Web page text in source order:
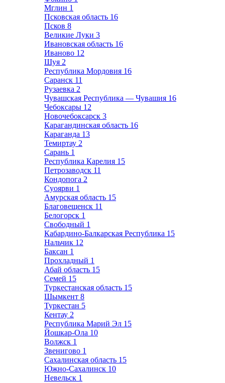
Мглин 1
Псковская область 16
Псков 8
Великие Луки 3
Ивановская область 16
Иваново 12
Шуя 2
Республика Мордовия 16
Саранск 11
Рузаевка 2
Чувашская Республика — Чувашия 16
Чебоксары 12
Новочебоксарск 3
Карагандинская область 16
Караганда 13
Темиртау 2
Сарань 1
Республика Карелия 15
Петрозаводск 11
Кондопога 2
Суоярви 1
Амурская область 15
Благовещенск 11
Белогорск 1
Свободный 1
Кабардино-Балкарская Республика 15
Нальчик 12
Баксан 1
Прохладный 1
Абай область 15
Семей 15
Туркестанская область 15
Шымкент 8
Туркестан 5
Кентау 2
Республика Марий Эл 15
Йошкар-Ола 10
Волжск 1
Звенигово 1
Сахалинская область 15
Южно-Сахалинск 10
Невельск 1